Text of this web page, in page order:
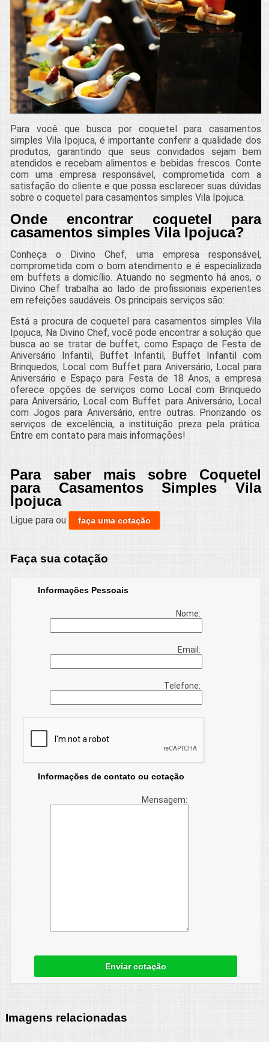
Para você que busca por coquetel para casamentos
simples Vila Ipojuca, é importante conferir a qualidade dos
produtos, garantindo que seus convidados sejam bem
atendidos e recebam alimentos e bebidas frescos. Conte
com uma empresa responsável, comprometida com a
satisfação do cliente e que possa esclarecer suas dúvidas
sobre o coquetel para casamentos simples Vila Ipojuca.
Onde encontrar coquetel para
casamentos simples Vila Ipojuca?
Conheça o Divino Chef, uma empresa responsável,
comprometida com o bom atendimento e é especializada
em buffets a domicílio. Atuando no segmento há anos, o
Divino Chef trabalha ao lado de profissionais experientes
em refeições saudáveis. Os principais serviços são:
Está a procura de coquetel para casamentos simples Vila
Ipojuca, Na Divino Chef, você pode encontrar a solução que
busca ao se tratar de buffet, como Espaço de Festa de
Aniversário Infantil, Buffet Infantil, Buffet Infantil com
Brinquedos, Local com Buffet para Aniversário, Local para
Aniversário e Espaço para Festa de 18 Anos, a empresa
oferece opções de serviços como Local com Brinquedo
para Aniversário, Local com Buffet para Aniversário, Local
com Jogos para Aniversário, entre outras. Priorizando os
serviços de excelência, a instituição preza pela prática.
Entre em contato para mais informações!
Para saber mais sobre Coquetel
para Casamentos Simples Vila
Ipojuca
Ligue paraou faça uma cotação
Faça sua cotação
Informações Pessoais
Nome:
Email:
Telefone:
Informações de contato ou cotação
Mensagem:
Enviar cotação
Imagens relacionadas